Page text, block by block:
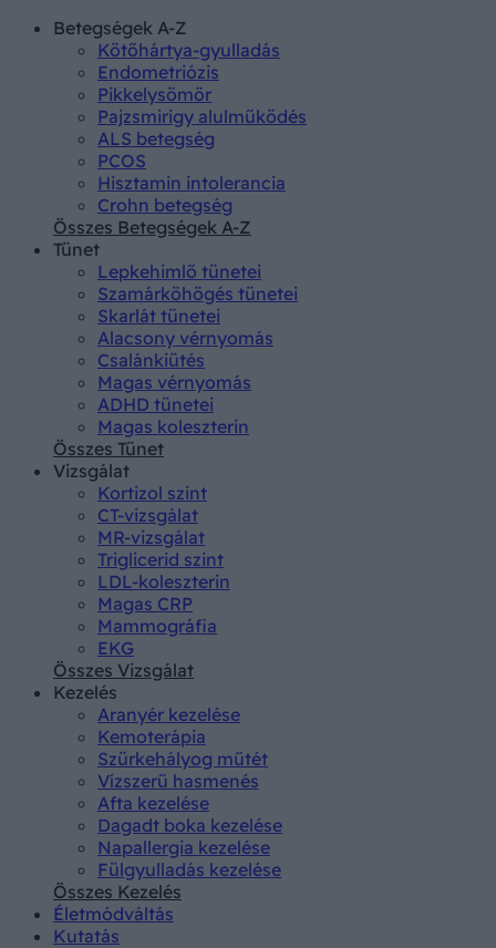
Betegségek A-Z
Kötőhártya-gyulladás
Endometriózis
Pikkelysömör
Pajzsmirigy alulműködés
ALS betegség
PCOS
Hisztamin intolerancia
Crohn betegség
Összes Betegségek A-Z
Tünet
Lepkehimlő tünetei
Szamárköhögés tünetei
Skarlát tünetei
Alacsony vérnyomás
Csalánkiütés
Magas vérnyomás
ADHD tünetei
Magas koleszterin
Összes Tünet
Vizsgálat
Kortizol szint
CT-vizsgálat
MR-vizsgálat
Triglicerid szint
LDL-koleszterin
Magas CRP
Mammográfia
EKG
Összes Vizsgálat
Kezelés
Aranyér kezelése
Kemoterápia
Szürkehályog műtét
Vízszerű hasmenés
Afta kezelése
Dagadt boka kezelése
Napallergia kezelése
Fülgyulladás kezelése
Összes Kezelés
Életmódváltás
Kutatás